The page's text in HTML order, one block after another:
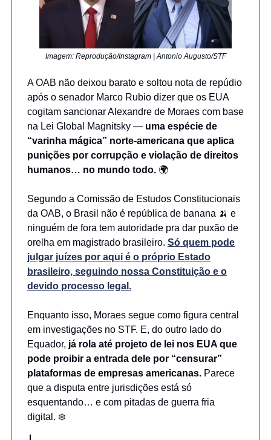
Imagem: Reprodução/Instagram | Antonio Augusto/STF
A OAB não deixou barato e soltou nota de repúdio
após o senador Marco Rubio dizer que os EUA
cogitam sancionar Alexandre de Moraes com base
na Lei Global Magnitsky — uma espécie de
“varinha mágica” norte-americana que aplica
punições por corrupção e violação de direitos
humanos… no mundo todo. 🌍
Segundo a Comissão de Estudos Constitucionais
da OAB, o Brasil não é república de banana 🍌 e
ninguém de fora tem autoridade pra dar puxão de
orelha em magistrado brasileiro. Só quem pode
julgar juízes por aqui é o próprio Estado
brasileiro, seguindo nossa Constituição e o
devido processo legal.
Enquanto isso, Moraes segue como figura central
em investigações no STF. E, do outro lado do
Equador, já rola até projeto de lei nos EUA que
pode proibir a entrada dele por “censurar”
plataformas de empresas americanas. Parece
que a disputa entre jurisdições está só
esquentando… e com pitadas de guerra fria
digital. ❄️